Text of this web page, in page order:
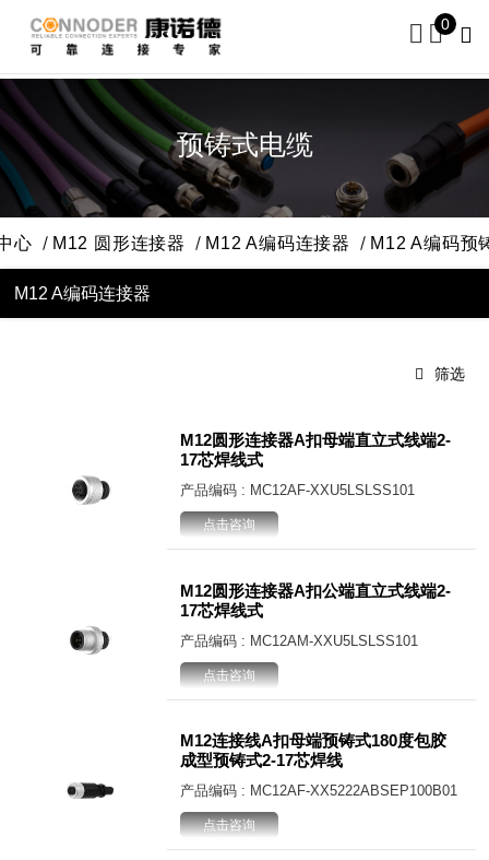
0
预铸式电缆
心 M12 圆形连接器 M12 A编码连接器 M12 A编码预
M12 A编码连接器
筛选
M12圆形连接器A扣母端直立式线端2-
17芯焊线式
产品编码 : MC12AF-XXU5LSLSS101
点击咨询
M12圆形连接器A扣公端直立式线端2-
17芯焊线式
产品编码 : MC12AM-XXU5LSLSS101
点击咨询
M12连接线A扣母端预铸式180度包胶
成型预铸式2-17芯焊线
产品编码 : MC12AF-XX5222ABSEP100B01
点击咨询